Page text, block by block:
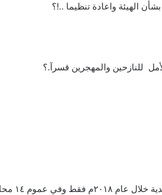
الهيئة واعادة تنظيما ..!؟
للنازحين والمهجرين قسرآ.؟